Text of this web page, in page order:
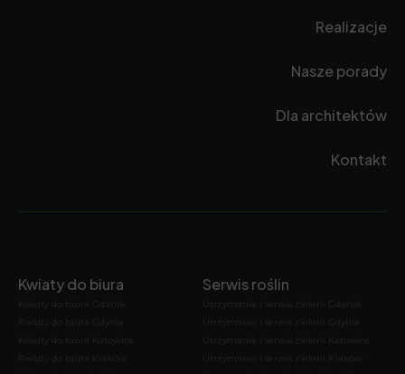
Realizacje
Nasze porady
Dla architektów
Kontakt
Kwiaty do biura
Kwiaty do biura Gdańsk
Kwiaty do biura Gdynia
Kwiaty do biura Katowice
Kwiaty do biura Kraków
Serwis roślin
Utrzymanie i serwis zieleni Gdańsk
Utrzymanie i serwis zieleni Gdynia
Utrzymanie i serwis zieleni Katowice
Utrzymanie i serwis zieleni Kraków